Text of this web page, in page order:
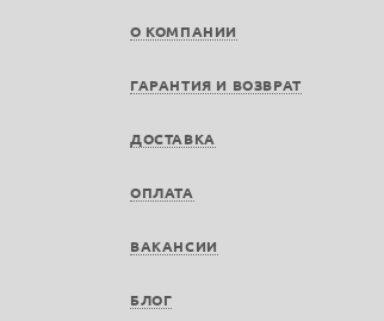
О КОМПАНИИ
ГАРАНТИЯ И ВОЗВРАТ
ДОСТАВКА
ОПЛАТА
ВАКАНСИИ
БЛОГ